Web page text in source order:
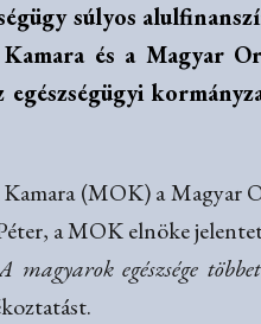
súlyos
és a Magyar
egészségügyi
(MOK) a Magyar
a MOK elnöke
magyarok egészsége